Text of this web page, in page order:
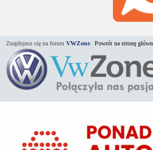
Znajdujesz się na forum VWZone Powrót na stronę